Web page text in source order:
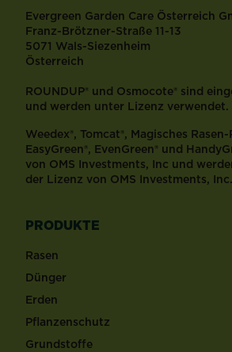
Evergreen Garden Care Österreich
Franz-Brötzner-Straße 11-13
5071 Wals-Siezenheim
Österreich
ROUNDUP® und Osmocote® sind
und werden unter Lizenz verwendet.
Weedex®, Tomcat®, Magisches Rasen-
EasyGreen®, EvenGreen® und
von OMS Investments, Inc und
der Lizenz von OMS Investments, Inc.
PRODUKTE
Rasen
Dünger
Erden
Pflanzenschutz
Grundstoffe